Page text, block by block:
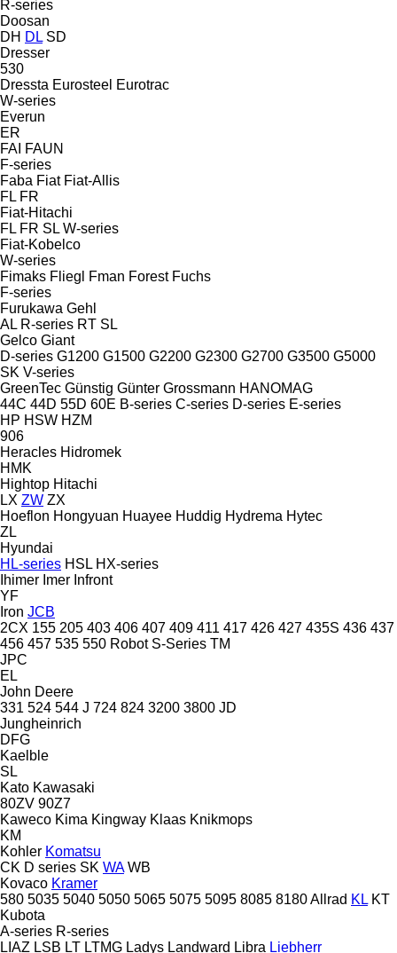
R-series
Doosan
DH DL SD
Dresser
530
Dressta Eurosteel Eurotrac
W-series
Everun
ER
FAI FAUN
F-series
Faba Fiat Fiat-Allis
FL FR
Fiat-Hitachi
FL FR SL W-series
Fiat-Kobelco
W-series
Fimaks Fliegl Fman Forest Fuchs
F-series
Furukawa Gehl
AL R-series RT SL
Gelco Giant
D-series G1200 G1500 G2200 G2300 G2700 G3500 G5000
SK V-series
GreenTec Günstig Günter Grossmann HANOMAG
44C 44D 55D 60E B-series C-series D-series E-series
HP HSW HZM
906
Heracles Hidromek
HMK
Hightop Hitachi
LX ZW ZX
Hoeflon Hongyuan Huayee Huddig Hydrema Hytec
ZL
Hyundai
HL-series HSL HX-series
Ihimer Imer Infront
YF
Iron JCB
2CX 155 205 403 406 407 409 411 417 426 427 435S 436 437
456 457 535 550 Robot S-Series TM
JPC
EL
John Deere
331 524 544 J 724 824 3200 3800 JD
Jungheinrich
DFG
Kaelble
SL
Kato Kawasaki
80ZV 90Z7
Kaweco Kima Kingway Klaas Knikmops
KM
Kohler Komatsu
CK D series SK WA WB
Kovaco Kramer
580 5035 5040 5050 5065 5075 5095 8085 8180Allrad KL KT
Kubota
A-series R-series
LIAZ LSB LT LTMG Ladys Landward Libra Liebherr